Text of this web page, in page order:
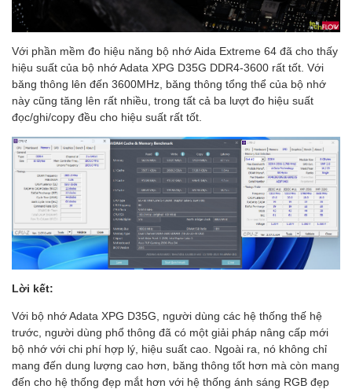
Với phần mềm đo hiệu năng bộ nhớ Aida Extreme 64 đã cho thấy
hiệu suất của bộ nhớ Adata XPG D35G DDR4-3600 rất tốt. Với
băng thông lên đến 3600MHz, băng thông tổng thể của bộ nhớ
này cũng tăng lên rất nhiều, trong tất cả ba lượt đo hiệu suất
đọc/ghi/copy đều cho hiệu suất rất tốt.
Lời kết:
Với bộ nhớ Adata XPG D35G, người dùng các hệ thống thế hệ
trước, người dùng phổ thông đã có một giải pháp nâng cấp mới
bộ nhớ với chi phí hợp lý, hiệu suất cao. Ngoài ra, nó không chỉ
mang đến dung lượng cao hơn, băng thông tốt hơn mà còn mang
đến cho hệ thống đẹp mắt hơn với hệ thống ánh sáng RGB đẹp